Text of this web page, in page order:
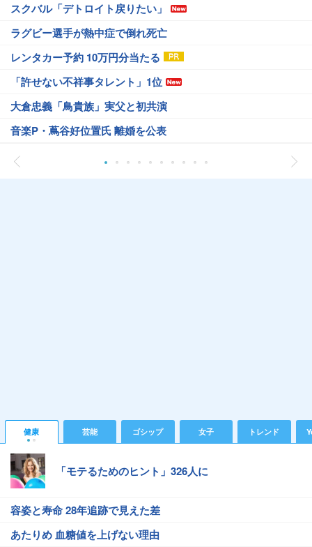
スクバル「デトロイト戻りたい」
ラグビー選手が熱中症で倒れ死亡
レンタカー予約 10万円分当たる
「許せない不祥事タレント」1位
大倉忠義「鳥貴族」実父と初共演
音楽P・蔦谷好位置氏 離婚を公表
健康 芸能 ゴシップ 女子 トレンド
「モテるためのヒント」326人に
容姿と寿命 28年追跡で見えた差
あたりめ 血糖値を上げない理由